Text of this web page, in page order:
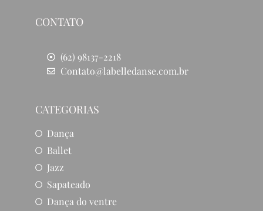
CONTATO
(62) 98137-2218
Contato@labelledanse.com.br
CATEGORIAS
Dança
Ballet
Jazz
Sapateado
Dança do ventre